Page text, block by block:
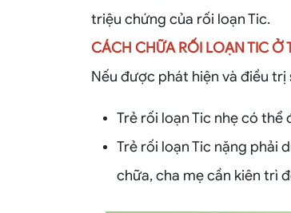
triệu chứng của rối loạn Tic.
CÁCH CHỮA RỐI LOẠN TIC Ở
Nếu được phát hiện và điều
Trẻ rối loạn Tic nhẹ có
Trẻ rối loạn Tic nặng phải
chữa, cha mẹ cần kiên trì